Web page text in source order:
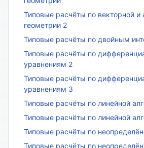
Типовые расчёты по векторной и
геометрии 2
Типовые расчёты по двойным
Типовые расчёты по
уравнениям 2
Типовые расчёты по
уравнениям 3
Типовые расчёты по линейной
Типовые расчёты по линейной
Типовые расчёты по
Типовые расчёты по